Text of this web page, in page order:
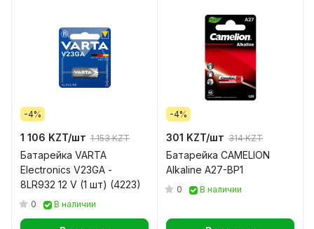
-4%
1 106 KZT/шт 1 153 KZT
Батарейка VARTA
Electronics V23GA -
8LR932 12 V (1 шт) (4223)
0 В наличии
-4%
301 KZT/шт 314 KZT
Батарейка CAMELION
Alkaline A27-BP1
0 В наличии